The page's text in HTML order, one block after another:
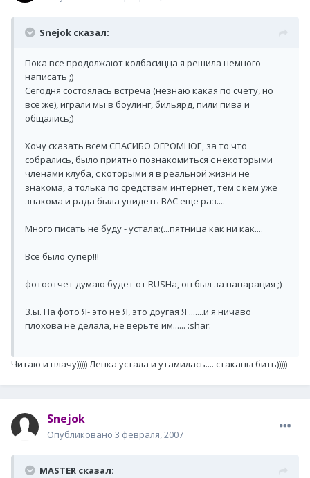
Snejok сказал:
Пока все продолжают колбасицца я решила немного
написать ;)
Сегодня состоялась встреча (незнаю какая по счету, но
все же), играли мы в боулинг, бильярд, пили пива и
общались;)
Хочу сказать всем СПАСИБО ОГРОМНОЕ, за то что
собрались, было приятно познакомиться с некоторыми
членами клуба, с которыми я в реальной жизни не
знакома, а толька по средствам интернет, тем с кем уже
знакома и рада была увидеть ВАС еще раз....
Много писать не буду - устала:(...пятница как ни как....
Все было супер!!!
фотоотчет думаю будет от RUSHа, он был за папарация ;)
З.ы. На фото Я- это не Я, это другая Я .......и я ничаво
плохова не делала, не верьте им...... :shar:
Читаю и плачу))))) Ленка устала и утамилась.... стаканы бить)))))
Snejok
Опубликовано 3 февраля, 2007
MASTER сказал: